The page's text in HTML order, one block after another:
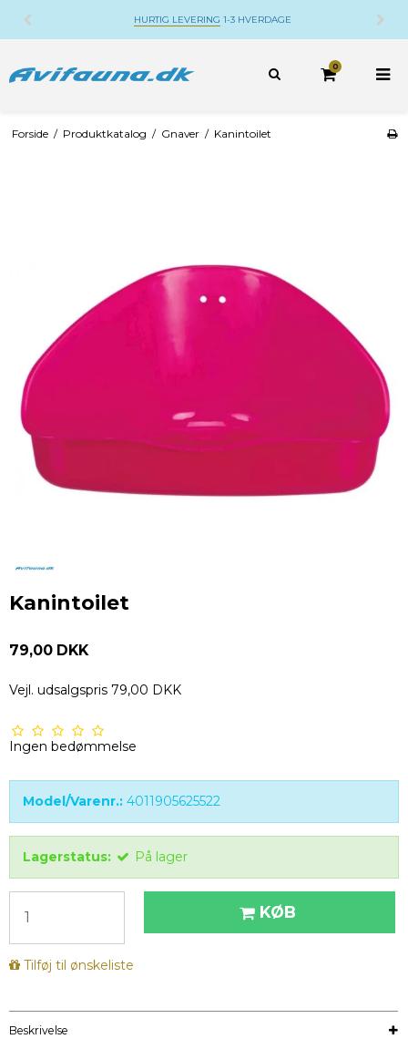
HURTIG LEVERING 1-3 HVERDAGE
0
Forside / Produktkatalog / Gnaver / Kanintoilet
Kanintoilet
79,00 DKK
Vejl. udsalgspris 79,00 DKK
Ingen bedømmelse
Model/Varenr.: 4011905625522
Lagerstatus: På lager
KØB
Tilføj til ønskeliste
Beskrivelse